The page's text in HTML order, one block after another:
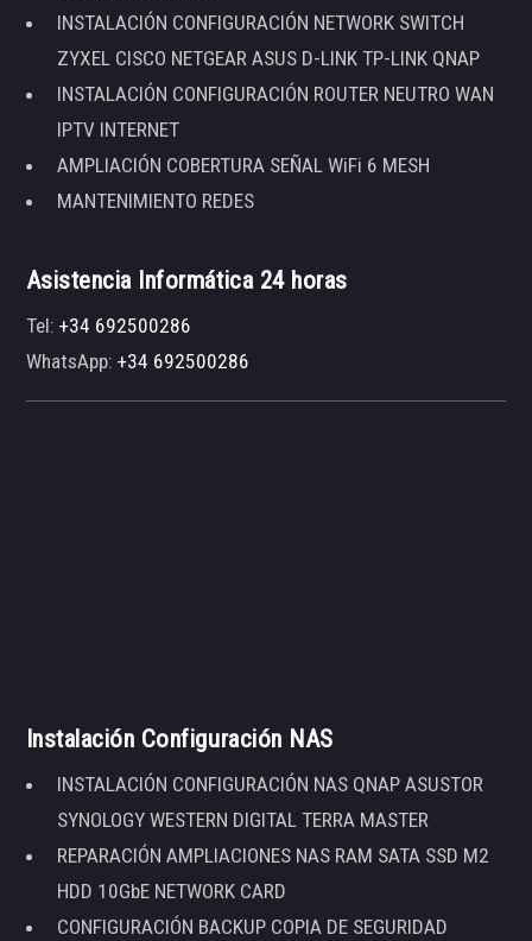
INSTALACIÓN CONFIGURACIÓN NETWORK SWITCH
ZYXEL CISCO NETGEAR ASUS D-LINK TP-LINK QNAP
INSTALACIÓN CONFIGURACIÓN ROUTER NEUTRO WAN
IPTV INTERNET
AMPLIACIÓN COBERTURA SEÑAL WiFi 6 MESH
MANTENIMIENTO REDES
Asistencia Informática 24 horas
Tel:+34 692500286
WhatsApp:+34 692500286
Instalación Configuración NAS
INSTALACIÓN CONFIGURACIÓN NAS QNAP ASUSTOR
SYNOLOGY WESTERN DIGITAL TERRA MASTER
REPARACIÓN AMPLIACIONES NAS RAM SATA SSD M2
HDD 10GbE NETWORK CARD
CONFIGURACIÓN BACKUP COPIA DE SEGURIDAD